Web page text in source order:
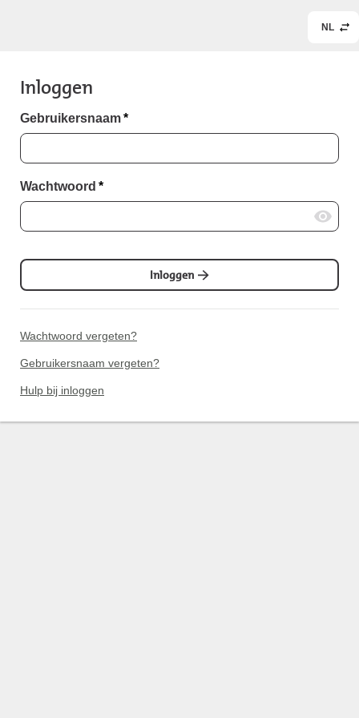
NL
Inloggen
Gebruikersnaam*
Wachtwoord *
Inloggen
Wachtwoord vergeten?
Gebruikersnaam vergeten?
Hulp bij inloggen